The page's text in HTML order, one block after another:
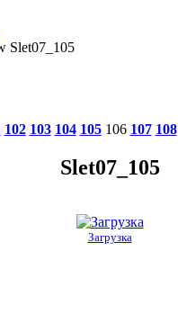
Slet07_105
102 103 104 105 106 107 108
Slet07_105
Загрузка